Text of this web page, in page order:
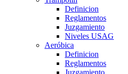
Definicion
Reglamentos
Juzgamiento
Niveles USAG
Aeróbica
Definicion
Reglamentos
Juzgamiento